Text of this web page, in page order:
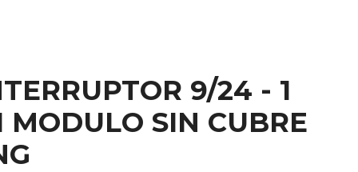
9/24 - 1
MODULO SIN CUBRE